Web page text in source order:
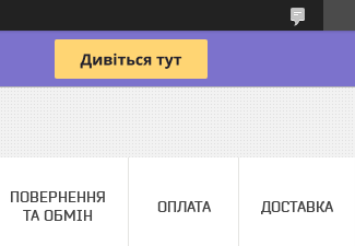
ПОВЕРНЕННЯ
ТА ОБМІН
ОПЛАТА ДОСТАВКА